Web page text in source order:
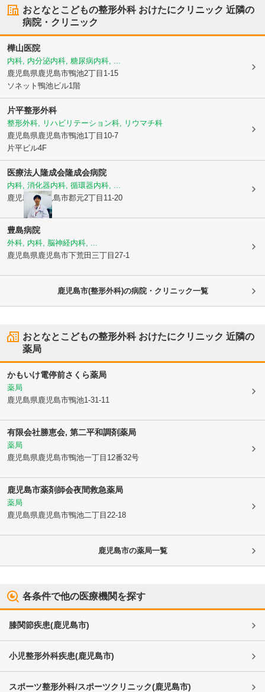
おとなとこどもの整形外科 おけたにクリニック 近隣の
病院・クリニック
樺山医院
内科, 内分泌内科, 糖尿病内科, ...
鹿児島県鹿児島市鴨池2丁目1-15
ソネット鴨池ビル1階
片平整形外科
整形外科, リハビリテーション科, リウマチ科
鹿児島県鹿児島市鴨池1丁目10-7
片平ビル4F
医療法人隆成会隆成会病院
内科, 消化器内科, 循環器内科, ...
鹿児島県鹿児島市郡元2丁目11-20
豊島病院
外科, 内科, 脳神経内科, ...
鹿児島県鹿児島市下荒田三丁目27-1
鹿児島市(整形外科)の病院・クリニック一覧
おとなとこどもの整形外科 おけたにクリニック 近隣の
薬局
かもいけ電停前さくら薬局
薬局
鹿児島県鹿児島市鴨池1-31-11
有限会社勝恵会, 第二平和調剤薬局
薬局
鹿児島県鹿児島市鴨池一丁目12番32号
鹿児島市薬剤師会夜間救急薬局
薬局
鹿児島県鹿児島市鴨池二丁目22-18
鹿児島市の薬局一覧
各条件で他の医療機関を探す
膝関節疾患(鹿児島市)
小児整形外科疾患(鹿児島市)
スポーツ整形外科/スポーツクリニック(鹿児島市)